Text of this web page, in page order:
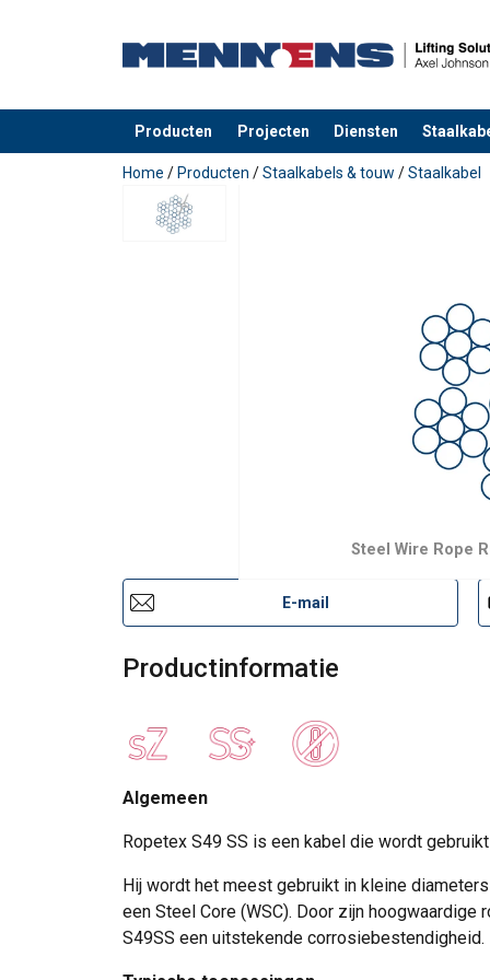
Producten Projecten Diensten
toegevoegd aan uw offerte
Home / Producten /Staalkabels & touw /Staalkabel
Steel Wire Rope
E-mail
Productinformatie
Algemeen
Ropetex S49 SS is een kabel die wordt
Hij wordt het meest gebruikt in kleine
een Steel Core (WSC). Door zijn
S49SS een uitstekende corrosiebestendigheid.